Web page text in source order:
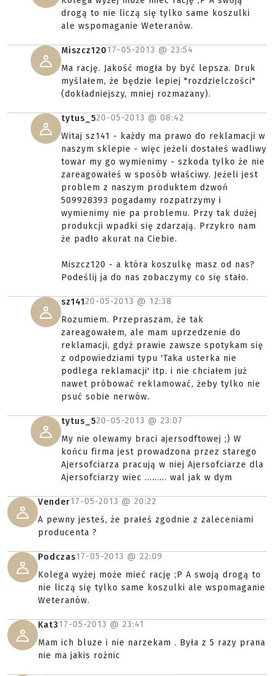
drogą to nie liczą się tylko same koszulki
ale wspomaganie Weteranów.
Miszcz12017-05-2013 @ 23:54
Ma rację. Jakość mogła by być lepsza. Druk
myślałem, że będzie lepiej "rozdzielczości"
(dokładniejszy, mniej rozmazany).
tytus_520-05-2013 @ 08:42
Witaj sz141 - każdy ma prawo do reklamacji w
naszym sklepie - więc jeżeli dostałeś wadliwy
towar my go wymienimy - szkoda tylko że nie
zareagowałeś w sposób właściwy. Jeżeli jest
problem z naszym produktem dzwoń
509928393 pogadamy rozpatrzymy i
wymienimy nie pa problemu. Przy tak dużej
produkcji wpadki się zdarzają. Przykro nam
że padło akurat na Ciebie.
Miszcz120 - a która koszulkę masz od nas?
Podeślij ja do nas zobaczymy co się stało.
sz14120-05-2013 @ 12:38
Rozumiem. Przepraszam, że tak
zareagowałem, ale mam uprzedzenie do
reklamacji, gdyż prawie zawsze spotykam się
z odpowiedziami typu 'Taka usterka nie
podlega reklamacji' itp. i nie chciałem już
nawet próbować reklamować, żeby tylko nie
psuć sobie nerwów.
tytus_520-05-2013 @ 23:07
My nie olewamy braci ajersodftowej ;) W
końcu firma jest prowadzona przez starego
Ajersofciarza pracują w niej Ajersofciarze dla
Ajersofciarzy wiec ......... wal jak w dym
Vender17-05-2013 @ 20:22
A pewny jesteś, że prałeś zgodnie z zaleceniami
producenta ?
Podczas17-05-2013 @ 22:09
Kolega wyżej może mieć rację ;P A swoją drogą to
nie liczą się tylko same koszulki ale wspomaganie
Weteranów.
Kat317-05-2013 @ 23:41
Mam ich bluze i nie narzekam . Była z 5 razy prana
nie ma jakis rożnic